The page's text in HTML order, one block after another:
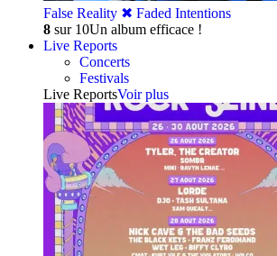
False Reality ✖︎ Faded Intentions
8 sur 10Un album efficace !
Live Reports
Concerts
Festivals
Live ReportsVoir plus